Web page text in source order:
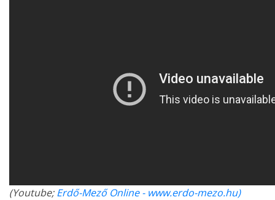
(Youtube;Erdő-Mező Online - www.erdo-mezo.hu)